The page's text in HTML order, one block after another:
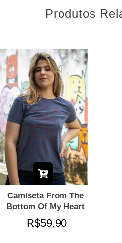
Produtos
Camiseta From The
Bottom Of My Heart
R$59,90